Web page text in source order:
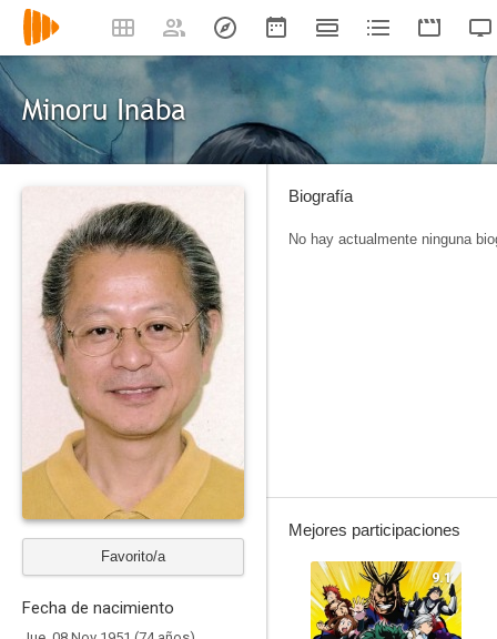
Minoru Inaba
Favorito/a
Fecha de nacimiento
Biografía
No hay actualmente ninguna
Mejores participaciones
9.1